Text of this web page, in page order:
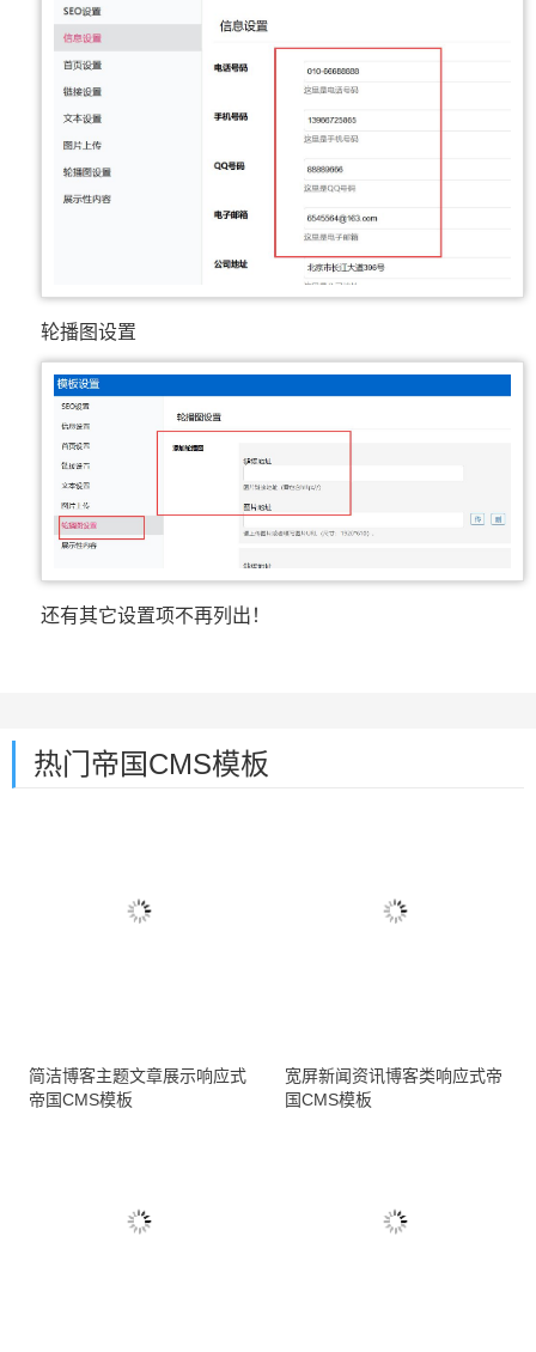
轮播图设置
还有其它设置项不再列出！
热门帝国CMS模板
简洁博客主题文章展示响应式
帝国CMS模板
宽屏新闻资讯博客类响应式帝
国CMS模板